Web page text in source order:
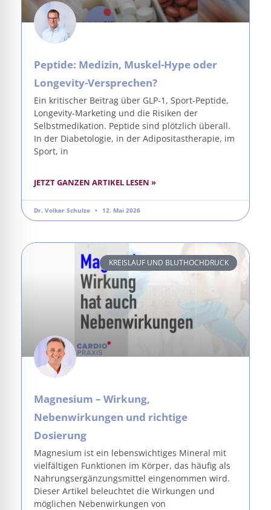
Peptide: Medizin, Muskel-Hype oder
Longevity-Versprechen?
Ein kritischer Beitrag über GLP-1, Sport-Peptide,
Longevity-Marketing und die Risiken der
Selbstmedikation. Peptide sind plötzlich überall.
In der Diabetologie, in der Adipositastherapie, im
Sport, in
JETZT GANZEN ARTIKEL LESEN »
Dr. Volker Schulze 12. Mai 2026
KREISLAUF UND BLUTHOCHDRUCK
Magnesium – Wirkung,
Nebenwirkungen und richtige
Dosierung
Magnesium ist ein lebenswichtiges Mineral mit
vielfältigen Funktionen im Körper, das häufig als
Nahrungsergänzungsmittel eingenommen wird.
Dieser Artikel beleuchtet die Wirkungen und
möglichen Nebenwirkungen von